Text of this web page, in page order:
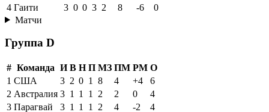
4 Гаити 3 0 0 3 2 8 -6
0
Матчи
Группа D
# Команда И В Н П МЗ ПМ РМ О
1 США 3 2 0 1 8 4 +4
6
2 Австралия 3 1 1 1 2 2 0
4
3 Парагвай 3 1 1 1 2 4 -2
4